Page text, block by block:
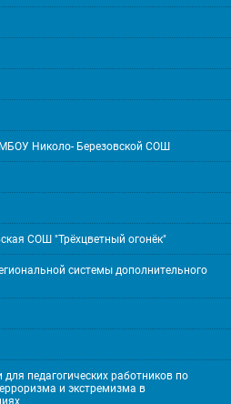
Николо- Березовской СОШ
СОШ "Трёхцветный огонёк"
системы дополнительного
педагогических работников по
и экстремизма в